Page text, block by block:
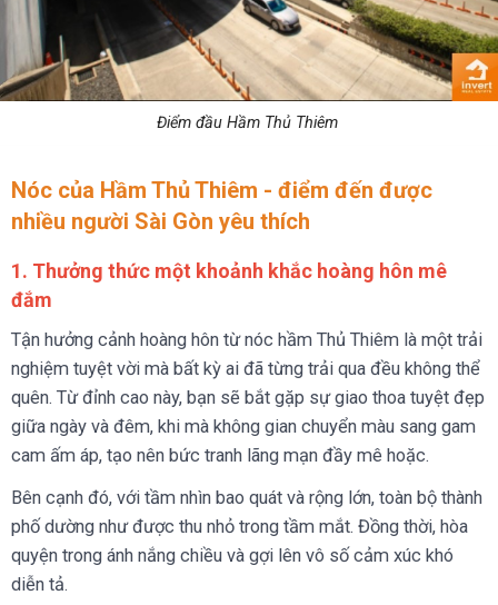
Điểm đầu Hầm Thủ Thiêm
Nóc của Hầm Thủ Thiêm - điểm đến được
nhiều người Sài Gòn yêu thích
1. Thưởng thức một khoảnh khắc hoàng hôn mê
đắm
Tận hưởng cảnh hoàng hôn từ nóc hầm Thủ Thiêm là một trải
nghiệm tuyệt vời mà bất kỳ ai đã từng trải qua đều không thể
quên. Từ đỉnh cao này, bạn sẽ bắt gặp sự giao thoa tuyệt đẹp
giữa ngày và đêm, khi mà không gian chuyển màu sang gam
cam ấm áp, tạo nên bức tranh lãng mạn đầy mê hoặc.
Bên cạnh đó, với tầm nhìn bao quát và rộng lớn, toàn bộ thành
phố dường như được thu nhỏ trong tầm mắt. Đồng thời, hòa
quyện trong ánh nắng chiều và gợi lên vô số cảm xúc khó
diễn tả.